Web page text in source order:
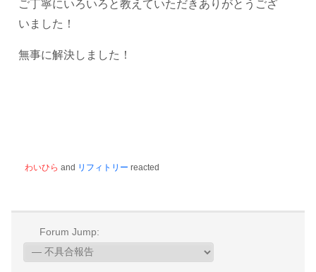
ご丁寧にいろいろと教えていただきありがとうござ
いました！
無事に解決しました！
わいひら and リフィトリー reacted
Forum Jump: